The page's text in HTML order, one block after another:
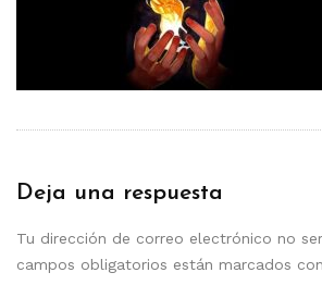
Deja una respuesta
Tu dirección de correo electrónico no
campos obligatorios están marcados con